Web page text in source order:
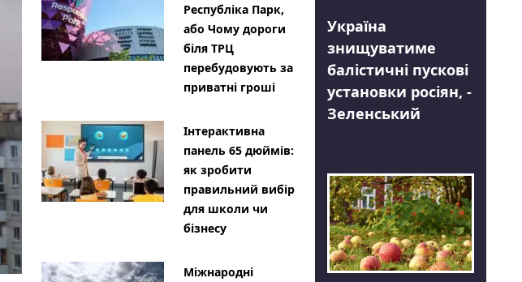
Республіка Парк,
або Чому дороги
біля ТРЦ
перебудовують за
приватні гроші
Інтерактивна
панель 65 дюймів:
як зробити
правильний вибір
для школи чи
бізнесу
Міжнародні
Україна
знищуватиме
балістичні пускові
установки росіян, -
Зеленський